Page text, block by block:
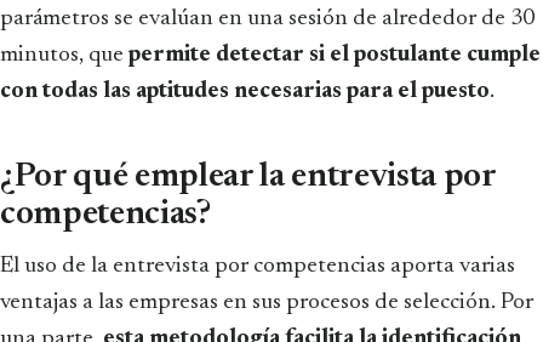
parámetros se evalúan en una sesión de alrededor de 30
minutos, quepermite detectar si el postulante cumple
con todas las aptitudes necesarias para el puesto.
¿Por qué emplear la entrevista por
competencias?
El uso de la entrevista por competencias aporta varias
ventajas a las empresas en sus procesos de selección. Por